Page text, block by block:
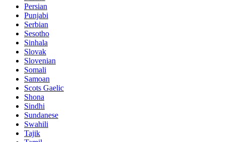
Persian
Punjabi
Serbian
Sesotho
Sinhala
Slovak
Slovenian
Somali
Samoan
Scots Gaelic
Shona
Sindhi
Sundanese
Swahili
Tajik